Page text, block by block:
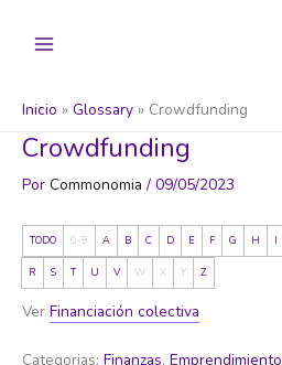
Inicio Glossary Crowdfunding
Crowdfunding
Por Commonomia / 09/05/2023
TODO 0-9 A B C D E F G H
R S T U V W X Y Z
Ver Financiación colectiva
Categorias: Finanzas, Emprendimiento